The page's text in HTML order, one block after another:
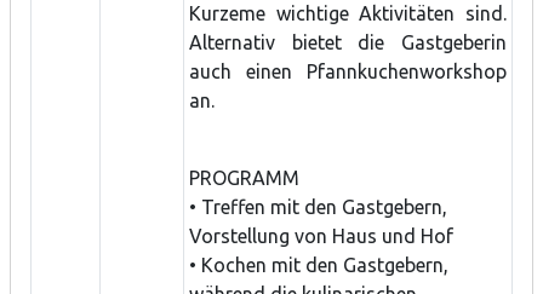
Kurzeme wichtige Aktivitäten sind.
Alternativ bietet die Gastgeberin
auch einen Pfannkuchenworkshop
an.
PROGRAMM
• Treffen mit den Gastgebern,
Vorstellung von Haus und Hof
• Kochen mit den Gastgebern,